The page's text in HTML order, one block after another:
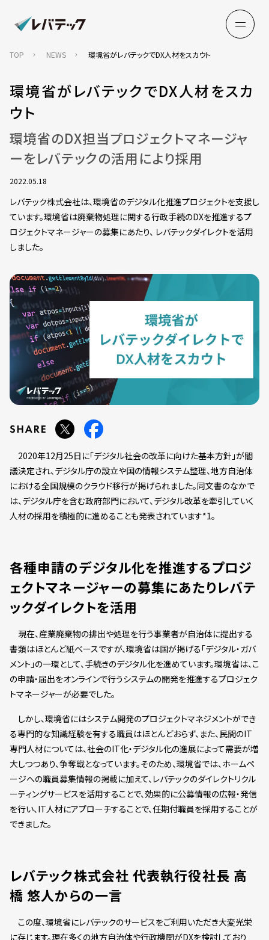
TOP NEWS 環境省がレバテックでDX人材をスカウト
環境省がレバテックでDX人材をスカ
ウト
環境省のDX担当プロジェクトマネージャ
ーをレバテックの活用により採用
2022.05.18
レバテック株式会社は、環境省のデジタル化推進プロジェクトを支援し
ています。環境省は廃棄物処理に関する行政手続のDXを推進するプ
ロジェクトマネージャーの募集にあたり、 レバテックダイレクトを活用
しました。
2020年12月25日に「デジタル社会の改革に向けた基本方針」が閣
議決定され、デジタル庁の設立や国の情報システム整理、地方自治体
における全国規模のクラウド移行が掲げられました。同文書のなかで
は、デジタル庁を含む政府部門において、デジタル改革を牽引していく
人材の採用を積極的に進めることも発表されています*1。
各種申請のデジタル化を推進するプロジ
ェクトマネージャーの募集にあたりレバテ
ックダイレクトを活用
現在、産業廃棄物の排出や処理を行う事業者が自治体に提出する
書類はほとんど紙ベースですが、環境省は国が掲げる「デジタル・ガバ
メント」の一環として、手続きのデジタル化を進めています。環境省は、こ
の申請・届出をオンラインで行うシステムの開発を推進するプロジェク
トマネージャーが必要でした。
しかし、環境省にはシステム開発のプロジェクトマネジメントができ
る専門的な知識経験を有する職員はほとんどおらず、また、民間のIT
専門人材については、社会のIT化・デジタル化の進展によって需要が増
大しつつあり、争奪戦となっています。そのため、環境省では、ホームペ
ージへの職員募集情報の掲載に加えて、レバテックのダイレクトリクル
ーティングサービスを活用することで、効果的に公募情報の広報・発信
を行い、IT人材にアプローチすることで、任期付職員を採用することが
できました。
レバテック株式会社 代表執行役社長 高
橋 悠人からの一言
この度、環境省にレバテックのサービスをご利用いただき大変光栄
に存じます。現在多くの地方自治体や行政機関がDXを検討しており